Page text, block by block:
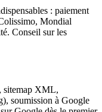
: paiement
Mondial
Conseil sur les
sitemap XML,
soumission à Google